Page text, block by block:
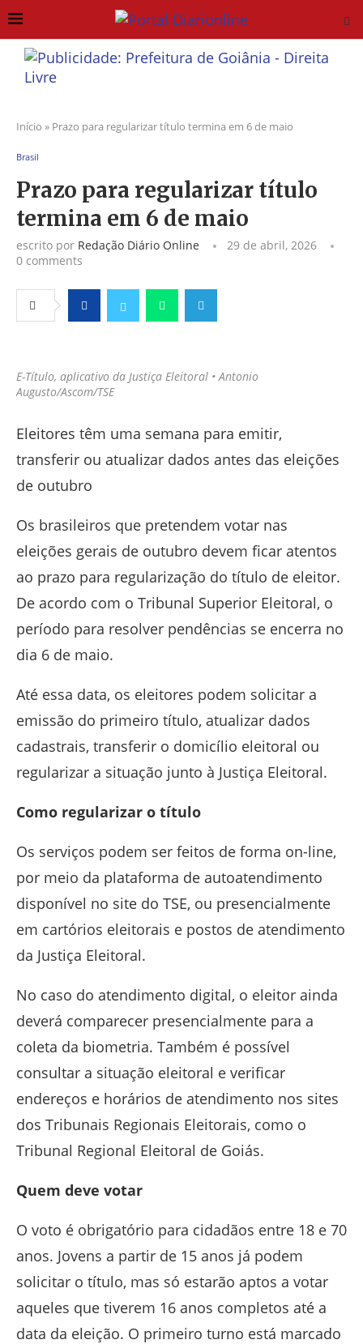
Início » Prazo para regularizar título termina em 6 de maio
Brasil
Prazo para regularizar título
termina em 6 de maio
escrito por Redação Diário Online
29 de abril, 2026
0 comments
E-Título, aplicativo da Justiça Eleitoral • Antonio
Augusto/Ascom/TSE
Eleitores têm uma semana para emitir,
transferir ou atualizar dados antes das eleições
de outubro
Os brasileiros que pretendem votar nas
eleições gerais de outubro devem ficar atentos
ao prazo para regularização do título de eleitor.
De acordo com o Tribunal Superior Eleitoral, o
período para resolver pendências se encerra no
dia 6 de maio.
Até essa data, os eleitores podem solicitar a
emissão do primeiro título, atualizar dados
cadastrais, transferir o domicílio eleitoral ou
regularizar a situação junto à Justiça Eleitoral.
Como regularizar o título
Os serviços podem ser feitos de forma on-line,
por meio da plataforma de autoatendimento
disponível no site do TSE, ou presencialmente
em cartórios eleitorais e postos de atendimento
da Justiça Eleitoral.
No caso do atendimento digital, o eleitor ainda
deverá comparecer presencialmente para a
coleta da biometria. Também é possível
consultar a situação eleitoral e verificar
endereços e horários de atendimento nos sites
dos Tribunais Regionais Eleitorais, como o
Tribunal Regional Eleitoral de Goiás.
Quem deve votar
O voto é obrigatório para cidadãos entre 18 e 70
anos. Jovens a partir de 15 anos já podem
solicitar o título, mas só estarão aptos a votar
aqueles que tiverem 16 anos completos até a
data da eleição. O primeiro turno está marcado